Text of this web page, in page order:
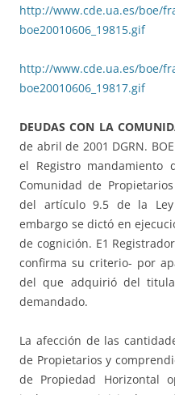
http://www.cde.ua.es/boe/
boe20010606_19815.gif
http://www.cde.ua.es/boe/
boe20010606_19817.gif
DEUDAS CON LA
de abril de 2001 DGRN.
el Registro mandamiento
Comunidad de
del artículo 9.5 de la
embargo se dictó en
de cognición. E1
confirma su criterio- por
del que adquirió del
demandado.
La afección de las
de Propietarios y
de Propiedad Horizontal